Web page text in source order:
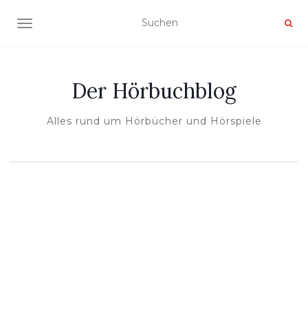
NAVIGATION UMSCHALTEN
Der Hörbuchblog
Alles rund um Hörbücher und Hörspiele